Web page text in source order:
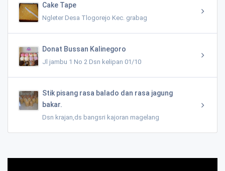
Cake Tape
Ngleter Desa Tlogorejo Kec. grabag
Donat Bussan Kalinegoro
Jl jambu 1 No 2 Dsn kelipan 01/10
Stik pisang rasa balado dan rasa jagung
bakar.
Dsn krajan,ds bangsri kajoran magelang